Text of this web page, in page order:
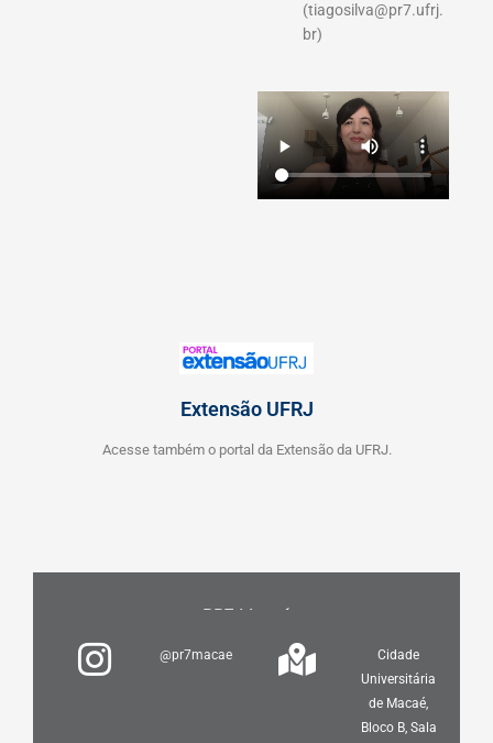
(tiagosilva@pr7.ufrj.
br)
Extensão UFRJ
Acesse também o portal da Extensão da UFRJ.
PR7 Macaé
@pr7macae
Cidade
Universitária
de Macaé,
Bloco B, Sala